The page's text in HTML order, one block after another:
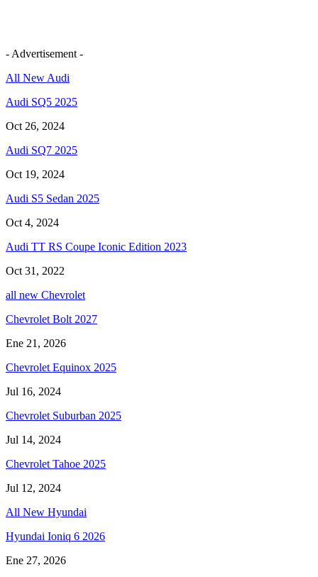
- Advertisement -
All New Audi
Audi SQ5 2025
Oct 26, 2024
Audi SQ7 2025
Oct 19, 2024
Audi S5 Sedan 2025
Oct 4, 2024
Audi TT RS Coupe Iconic Edition 2023
Oct 31, 2022
all new Chevrolet
Chevrolet Bolt 2027
Ene 21, 2026
Chevrolet Equinox 2025
Jul 16, 2024
Chevrolet Suburban 2025
Jul 14, 2024
Chevrolet Tahoe 2025
Jul 12, 2024
All New Hyundai
Hyundai Ioniq 6 2026
Ene 27, 2026